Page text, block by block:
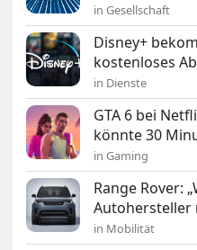
in Gesellschaft
Disney+
kostenloses
in Dienste
GTA 6 bei
könnte 30
in Gaming
Range Rover:
Autohersteller
in Mobilität